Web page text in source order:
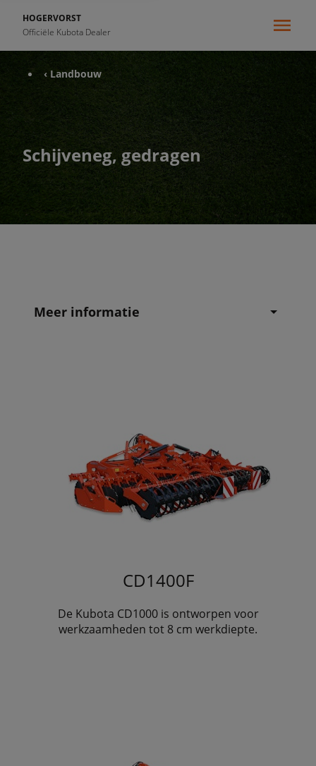
HOGERVORST
Officiële Kubota Dealer
‹ Landbouw
Schijveneg, gedragen
Meer informatie
CD1400F
De Kubota CD1000 is ontworpen voor
werkzaamheden tot 8 cm werkdiepte.